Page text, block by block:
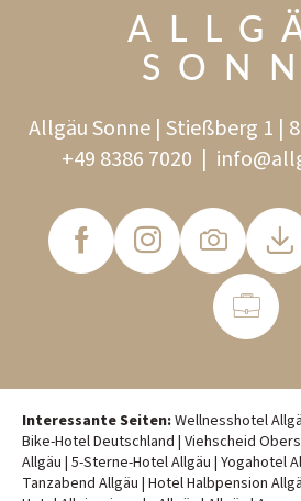
Allgäu Sonne | Stießberg 1 |
+49 8386 7020 | info@
Interessante Seiten:Wellnesshotel
Bike-Hotel Deutschland | Viehscheid
Allgäu | 5-Sterne-Hotel Allgäu | Yogahotel
Tanzabend Allgäu | Hotel Halbpension